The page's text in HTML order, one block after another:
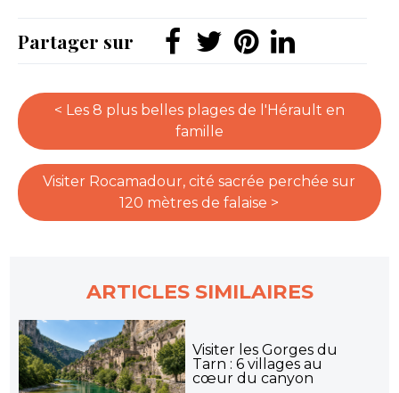
Partager sur
< Les 8 plus belles plages de l'Hérault en
famille
Visiter Rocamadour, cité sacrée perchée sur
120 mètres de falaise >
ARTICLES SIMILAIRES
Visiter les Gorges du
Tarn : 6 villages au
cœur du canyon